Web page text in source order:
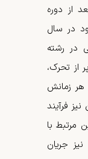
از دوره
در سال
در رشته
از تحرک،
زمانش
فرآیند
مرتبط با
جریان